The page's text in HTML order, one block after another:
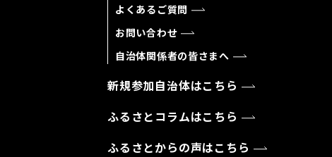
よくあるご質問
お問い合わせ
自治体関係者の皆さまへ
新規参加自治体はこちら
ふるさとコラムはこちら
ふるさとからの声はこちら